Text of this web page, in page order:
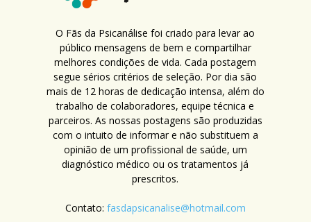
O Fãs da Psicanálise foi criado para levar ao
público mensagens de bem e compartilhar
melhores condições de vida. Cada postagem
segue sérios critérios de seleção. Por dia são
mais de 12 horas de dedicação intensa, além do
trabalho de colaboradores, equipe técnica e
parceiros. As nossas postagens são produzidas
com o intuito de informar e não substituem a
opinião de um profissional de saúde, um
diagnóstico médico ou os tratamentos já
prescritos.
Contato: fasdapsicanalise@hotmail.com